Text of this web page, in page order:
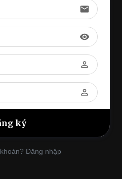
email
visibility
perm_identity
perm_identity
Đăng nhập